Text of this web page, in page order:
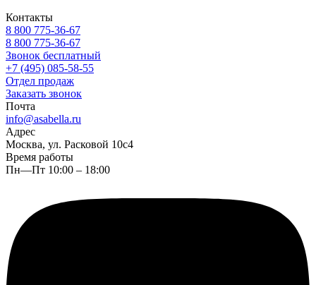
Контакты
8 800 775-36-67
8 800 775-36-67
Звонок бесплатный
+7 (495) 085-58-55
Отдел продаж
Заказать звонок
Почта
info@asabella.ru
Адрес
Москва, ул. Расковой 10с4
Время работы
Пн—Пт 10:00 – 18:00